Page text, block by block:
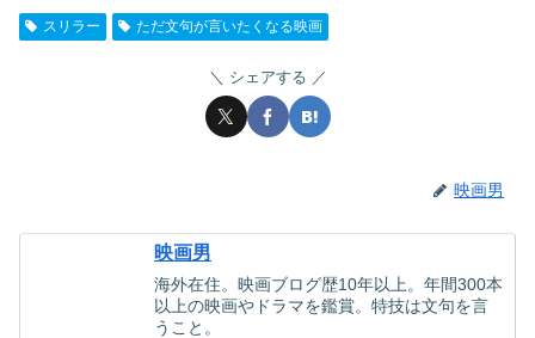
スリラー ただ文句が言いたくなる映画
シェアする
映画男
映画男
海外在住。映画ブログ歴10年以上。年間300本
以上の映画やドラマを鑑賞。特技は文句を言
うこと。